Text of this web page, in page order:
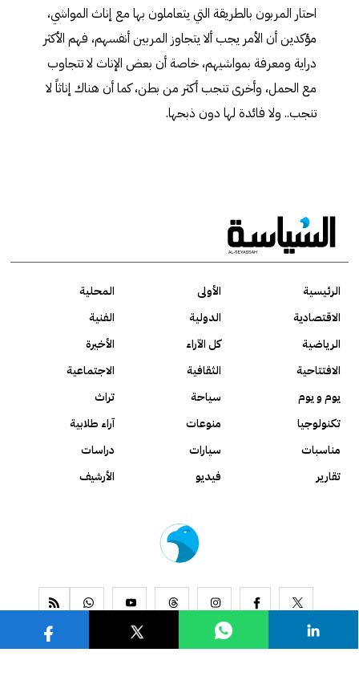
احتار المربون بالطريقة التي يتعاملون بها مع إناث المواشي،
مؤكدين أن الأمر يجب ألا يتجاوز المربين أنفسهم، فهم الأكثر
دراية ومعرفة بمواشيهم، خاصة أن بعض الإناث لا تتجاوب
مع الحمل، وأخرى تنجب أكثر من بطن، كما أن هناك إناثاً لا
تنجب.. ولا فائدة لها دون ذبحها.
الرئيسية الأولى
المحلية
الاقتصادية
الدولية
الفنية
الرياضية
كل الآراء
الأخيرة
الافتتاحية
الثقافية
الاجتماعية
يوم و يوم
سياحة
تراث
تكنولوجيا
منوعات
آراء طلابية
مناسبات
سيارات
دراسات
تقارير
فيديو الأرشيف